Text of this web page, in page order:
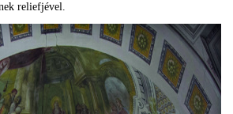
reliefjével.